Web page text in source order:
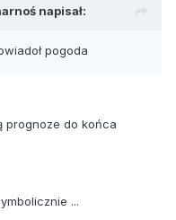
napisał:
pogoda
prognoze do końca
...